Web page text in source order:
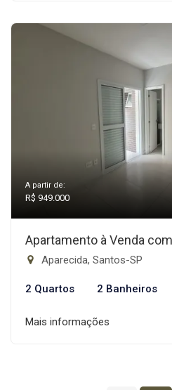
A partir de:
R$ 949.000
Apartamento à Venda
Aparecida, Santos-SP
2 Quartos 2 Banheiros
Mais informações